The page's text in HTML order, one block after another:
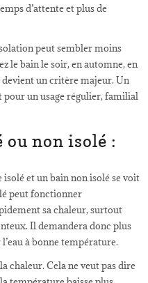
d’attente et plus de
peut sembler moins
le bain le soir, en automne, en
un critère majeur. Un
un usage régulier, familial
non isolé :
et un bain non isolé se voit
peut fonctionner
sa chaleur, surtout
Il demandera donc plus
à bonne température.
chaleur. Cela ne veut pas dire